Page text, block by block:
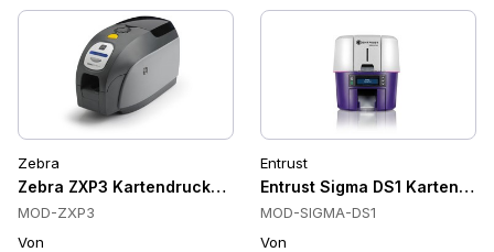
Zebra
Zebra ZXP3 Kartendrucker, 300 dpi, USB+Ethernet, Load-N-
MOD-ZXP3
Von
Entrust
Entrust Sigma DS1
MOD-SIGMA-DS1
Von